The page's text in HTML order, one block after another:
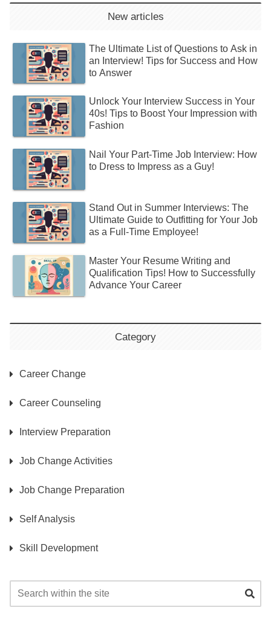
New articles
The Ultimate List of Questions to Ask in
an Interview! Tips for Success and How
to Answer
Unlock Your Interview Success in Your
40s! Tips to Boost Your Impression with
Fashion
Nail Your Part-Time Job Interview: How
to Dress to Impress as a Guy!
Stand Out in Summer Interviews: The
Ultimate Guide to Outfitting for Your Job
as a Full-Time Employee!
Master Your Resume Writing and
Qualification Tips! How to Successfully
Advance Your Career
Category
Career Change
Career Counseling
Interview Preparation
Job Change Activities
Job Change Preparation
Self Analysis
Skill Development